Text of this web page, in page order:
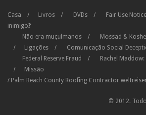
Casa Livros DVDs Fair Use Notice
inimigo?
Não era muçulmanos
Mossad &
Ligações
Comunicação Social
Federal Reserve Fraud
Rachel
Missão
/ Palm Beach County Roofing Contractor
© 2012.